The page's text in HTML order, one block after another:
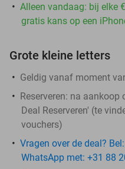
Alleen vandaag: bij elke
gratis kans op een
Grote kleine letters
Geldig vanaf moment
Reserveren: na aankoop
Deal Reserveren' (te
vouchers)
Vragen over de deal?
WhatsApp met: +31 88